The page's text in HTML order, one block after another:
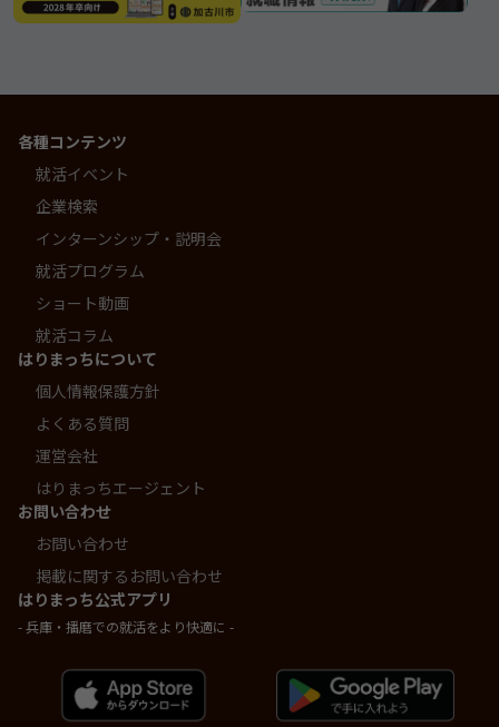
各種コンテンツ
就活イベント
企業検索
インターンシップ・説明会
就活プログラム
ショート動画
就活コラム
はりまっちについて
個人情報保護方針
よくある質問
運営会社
はりまっちエージェント
お問い合わせ
お問い合わせ
掲載に関するお問い合わせ
はりまっち公式アプリ
- 兵庫・播磨での就活をより快適に -